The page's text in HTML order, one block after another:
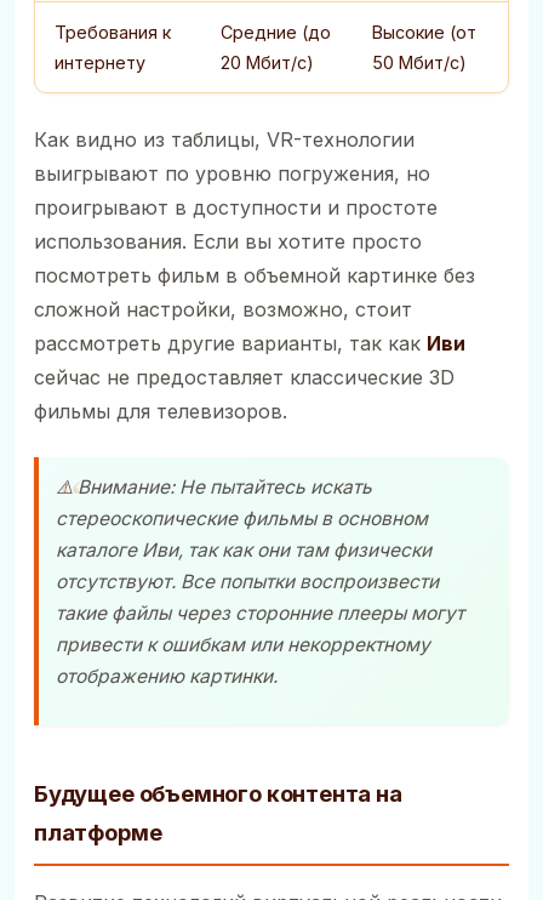
Требования к
интернету
Средние (до
20 Мбит/с)
Высокие (от
50 Мбит/с)
Как видно из таблицы, VR-технологии
выигрывают по уровню погружения, но
проигрывают в доступности и простоте
использования. Если вы хотите просто
посмотреть фильм в объемной картинке без
сложной настройки, возможно, стоит
рассмотреть другие варианты, так как Иви
сейчас не предоставляет классические 3D
фильмы для телевизоров.
⚠️ Внимание: Не пытайтесь искать
стереоскопические фильмы в основном
каталоге Иви, так как они там физически
отсутствуют. Все попытки воспроизвести
такие файлы через сторонние плееры могут
привести к ошибкам или некорректному
отображению картинки.
Будущее объемного контента на
платформе